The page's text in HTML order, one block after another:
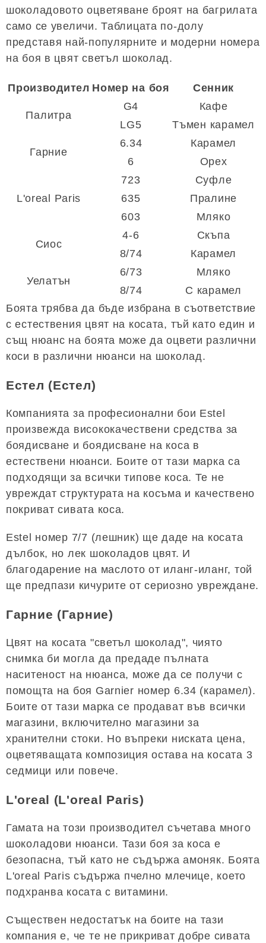
шоколадовото оцветяване броят на багрилата
само се увеличи. Таблицата по-долу
представя най-популярните и модерни номера
на боя в цвят светъл шоколад.
Производител Номер на боя Сенник
Палитра
G4
Кафе
LG5
Тъмен карамел
Гарние
6.34
Карамел
6
Орех
L'oreal Paris
723
Суфле
635
Пралине
603
Мляко
Сиос
4-6
Скъпа
8/74
Карамел
Уелатън
6/73
Мляко
8/74
С карамел
Боята трябва да бъде избрана в съответствие
с естествения цвят на косата, тъй като един и
същ нюанс на боята може да оцвети различни
коси в различни нюанси на шоколад.
Естел (Естел)
Компанията за професионални бои Estel
произвежда висококачествени средства за
боядисване и боядисване на коса в
естествени нюанси. Боите от тази марка са
подходящи за всички типове коса. Те не
увреждат структурата на косъма и качествено
покриват сивата коса.
Estel номер 7/7 (лешник) ще даде на косата
дълбок, но лек шоколадов цвят. И
благодарение на маслото от иланг-иланг, той
ще предпази кичурите от сериозно увреждане.
Гарние (Гарние)
Цвят на косата "светъл шоколад", чиято
снимка би могла да предаде пълната
наситеност на нюанса, може да се получи с
помощта на боя Garnier номер 6.34 (карамел).
Боите от тази марка се продават във всички
магазини, включително магазини за
хранителни стоки. Но въпреки ниската цена,
оцветяващата композиция остава на косата 3
седмици или повече.
L'oreal (L'oreal Paris)
Гамата на този производител съчетава много
шоколадови нюанси. Тази боя за коса е
безопасна, тъй като не съдържа амоняк. Боята
L'oreal Paris съдържа пчелно млечице, което
подхранва косата с витамини.
Съществен недостатък на боите на тази
компания е, че те не прикриват добре сивата